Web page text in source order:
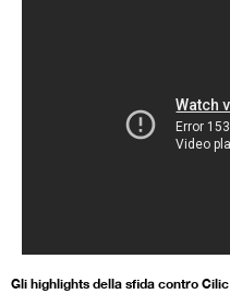
Gli highlights della sfida contro Cilic